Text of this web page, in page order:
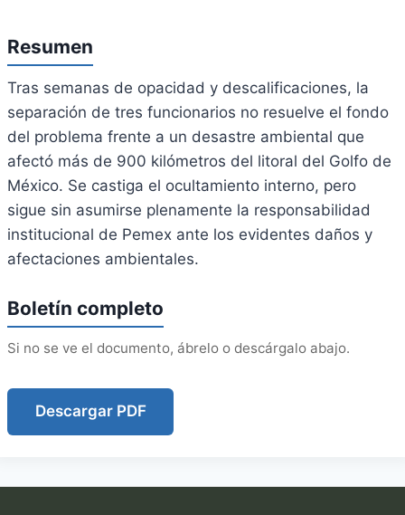
Resumen
Tras semanas de opacidad y descalificaciones, la
separación de tres funcionarios no resuelve el fondo
del problema frente a un desastre ambiental que
afectó más de 900 kilómetros del litoral del Golfo de
México. Se castiga el ocultamiento interno, pero
sigue sin asumirse plenamente la responsabilidad
institucional de Pemex ante los evidentes daños y
afectaciones ambientales.
Boletín completo
Si no se ve el documento, ábrelo o descárgalo abajo.
Descargar PDF